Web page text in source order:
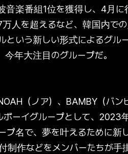
音楽番組1位を獲得し、4月に
人を超えるなど、韓国内で
いう新しい形式によるグル
年大注目のグループだ。
（ノア）、BAMBY（バン
ーイグループとして、2023
プ名で、夢を叶えるために新
作などをメンバーたちが手